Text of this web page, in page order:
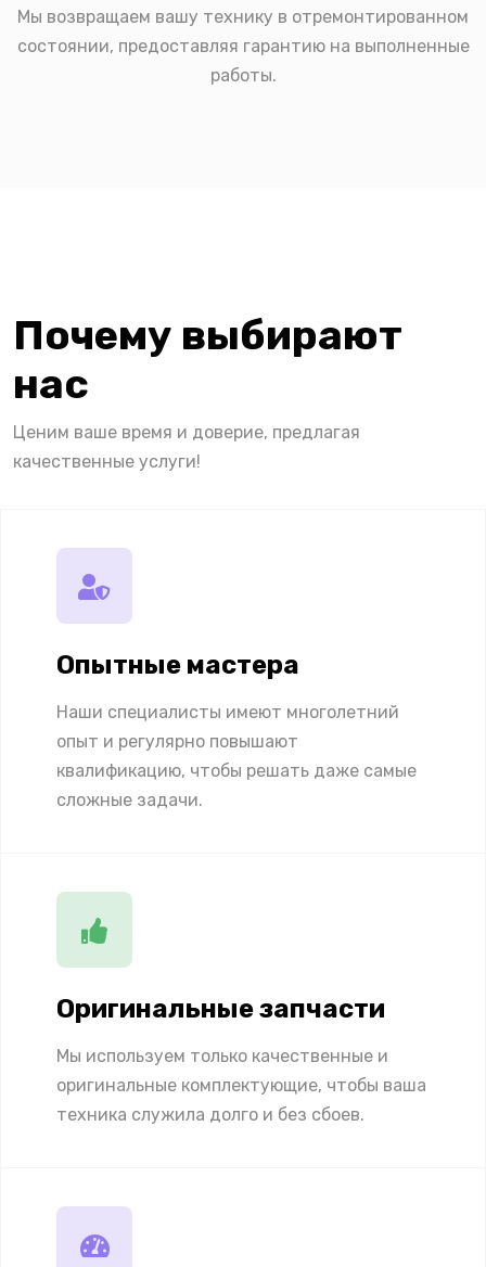
Мы возвращаем вашу технику в отремонтированном
состоянии, предоставляя гарантию на выполненные
работы.
Почему выбирают
нас
Ценим ваше время и доверие, предлагая
качественные услуги!
Опытные мастера
Наши специалисты имеют многолетний
опыт и регулярно повышают
квалификацию, чтобы решать даже самые
сложные задачи.
Оригинальные запчасти
Мы используем только качественные и
оригинальные комплектующие, чтобы ваша
техника служила долго и без сбоев.